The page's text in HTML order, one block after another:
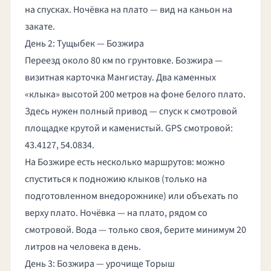
на спусках. Ночёвка на плато — вид на каньон на
закате.
День 2: Тущыбек — Бозжира
Переезд около 80 км по грунтовке. Бозжира —
визитная карточка Мангистау. Два каменных
«клыка» высотой 200 метров на фоне белого плато.
Здесь нужен полный привод — спуск к смотровой
площадке крутой и каменистый. GPS смотровой:
43.4127, 54.0834.
На Бозжире есть несколько маршрутов: можно
спуститься к подножию клыков (только на
подготовленном внедорожнике) или объехать по
верху плато. Ночёвка — на плато, рядом со
смотровой. Вода — только своя, берите минимум 20
литров на человека в день.
День 3: Бозжира — урочище Торыш